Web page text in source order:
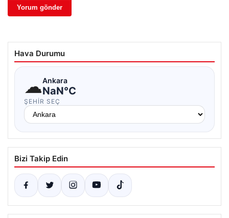
Hava Durumu
☁Ankara
NaN°C
ŞEHIR SEÇ
Bizi Takip Edin